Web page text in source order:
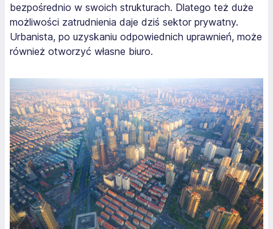
bezpośrednio w swoich strukturach. Dlatego też duże
możliwości zatrudnienia daje dziś sektor prywatny.
Urbanista, po uzyskaniu odpowiednich uprawnień, może
również otworzyć własne biuro.